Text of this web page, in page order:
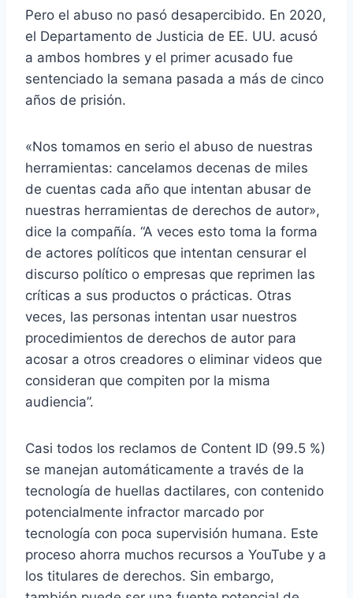
Pero el abuso no pasó desapercibido. En 2020,
el Departamento de Justicia de EE. UU. acusó
a ambos hombres y el primer acusado fue
sentenciado la semana pasada a más de cinco
años de prisión.
«Nos tomamos en serio el abuso de nuestras
herramientas: cancelamos decenas de miles
de cuentas cada año que intentan abusar de
nuestras herramientas de derechos de autor»,
dice la compañía. “A veces esto toma la forma
de actores políticos que intentan censurar el
discurso político o empresas que reprimen las
críticas a sus productos o prácticas. Otras
veces, las personas intentan usar nuestros
procedimientos de derechos de autor para
acosar a otros creadores o eliminar videos que
consideran que compiten por la misma
audiencia”.
Casi todos los reclamos de Content ID (99.5 %)
se manejan automáticamente a través de la
tecnología de huellas dactilares, con contenido
potencialmente infractor marcado por
tecnología con poca supervisión humana. Este
proceso ahorra muchos recursos a YouTube y a
los titulares de derechos. Sin embargo,